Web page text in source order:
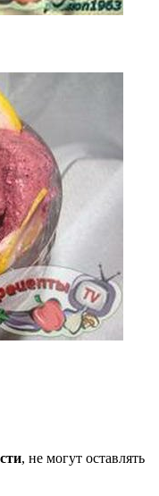
, не могут оставлять